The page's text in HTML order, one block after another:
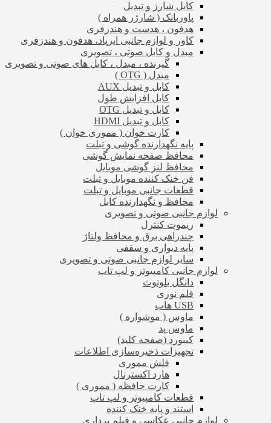
کابل شارژ و تبدیل
پاوربانک ( شارژر همراه )
هدفون ، هدست و هندزفری
کاور و لوازم جانبی ایرپاد، هدفون و هندزفری
مبدل و کابل صوتی ، تصویری
گیرنده ، مبدل ، کابل های صوتی و تصویری
مبدل ( OTG )
کابل و تبدیل AUX
کابل افزایش طول
کابل و تبدیل OTG
کابل و تبدیل HDMI
کارت خوان ( مموری خوان )
پایه نگهدارنده گوشی و تبلت
محافظ صفحه نمایش گوشی
محافظ لنز گوشی موبایل
فن خنک کننده موبایل و تبلت
قطعات جانبی موبایل و تبلت
محافظ و نگهدارنده کابل
لوازم جانبی صوتی و تصویری
ریموت کنترل
چندراهی برق و محافظ ولتاژ
پایه دیواری و سقفی
سایر لوازم جانبی صوتی و تصویری
لوازم جانبی کامپیوتر و لپ تاپ
دانگل بلوتوث
قلم نوری
USB هاب
ماوس ( موشواره )
ماوس پد
کیبورد (صفحه کلید)
تجهیزات ذخیره‌سازی اطلاعات
فلش مموری
هارد اکسترنال
کارت حافظه ( مموری )
قطعات کامپیوتر و لپ تاپ
استند و پایه خنک کننده
لوازم جانبی عکاسی و فیلم برداری